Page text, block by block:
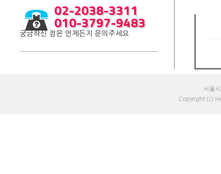
02-2038-3311
010-3797-9483
궁금하신 점은 언제든지 문의주세요
서울
Copyright (c)